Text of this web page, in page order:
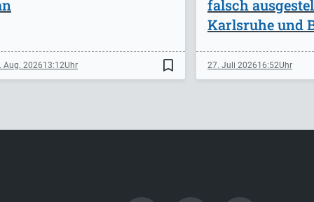
Aug. 202613:12 bookmark_border
falsch
Karlsruhe und
27. Juli 202616:52